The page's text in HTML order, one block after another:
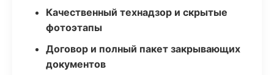
Качественный технадзор и скрытые
фотоэтапы
Договор и полный пакет закрывающих
документов